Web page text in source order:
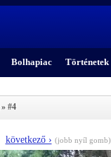
Bolhapiac Történetek
» #4
következő › (jobb nyíl gomb)